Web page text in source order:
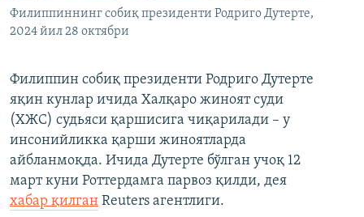
Филиппиннинг собиқ президенти Родриго Дутерте,
2024 йил 28 октябри
Филиппин собиқ президенти Родриго Дутерте
яқин кунлар ичида Халқаро жиноят суди
(ХЖС) судьяси қаршисига чиқарилади – у
инсонийликка қарши жиноятларда
айбланмоқда. Ичида Дутерте бўлган учоқ 12
март куни Роттердамга парвоз қилди, дея
хабар қилган Reuters агентлиги.